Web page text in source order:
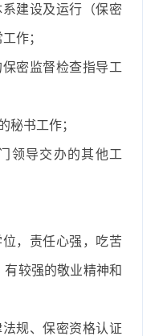
建设及运行（保密
作；
密监督检查指导工
秘书工作；
领导交办的其他工
，责任心强，吃苦
较强的敬业精神和
规、保密资格认证